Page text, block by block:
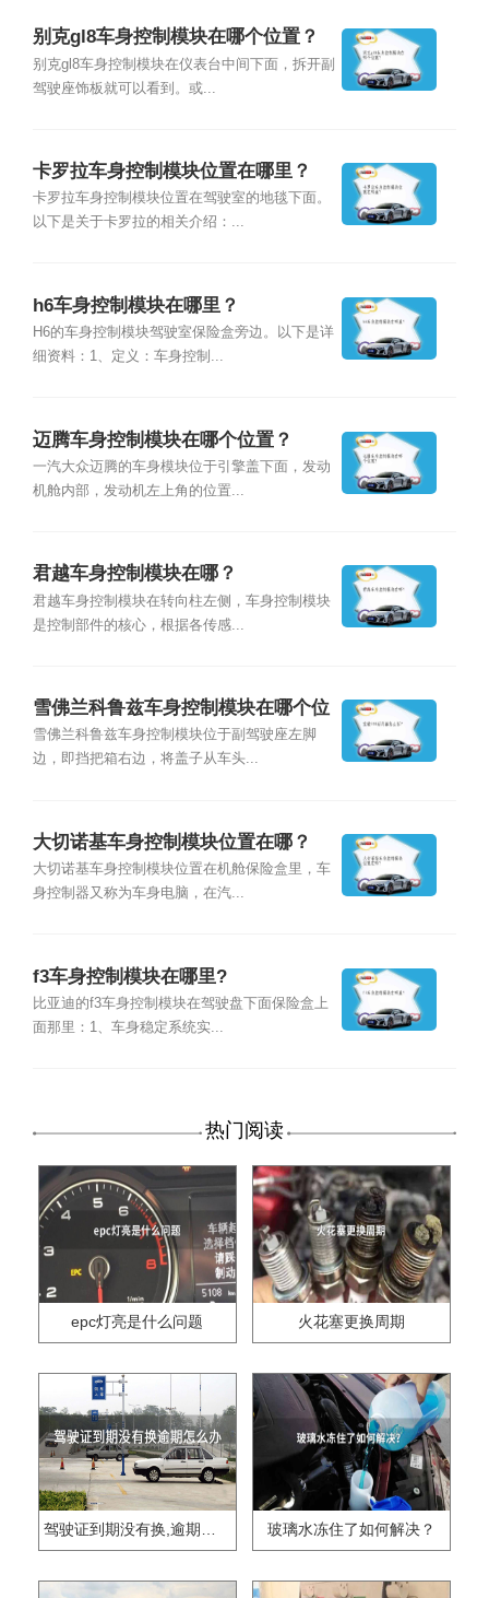
别克gl8车身控制模块在哪个位置？
别克gl8车身控制模块在仪表台中间下面，拆开副
驾驶座饰板就可以看到。或...
卡罗拉车身控制模块位置在哪里？
卡罗拉车身控制模块位置在驾驶室的地毯下面。
以下是关于卡罗拉的相关介绍：...
h6车身控制模块在哪里？
H6的车身控制模块驾驶室保险盒旁边。以下是详
细资料：1、定义：车身控制...
迈腾车身控制模块在哪个位置？
一汽大众迈腾的车身模块位于引擎盖下面，发动
机舱内部，发动机左上角的位置...
君越车身控制模块在哪？
君越车身控制模块在转向柱左侧，车身控制模块
是控制部件的核心，根据各传感...
雪佛兰科鲁兹车身控制模块在哪个位
置？
雪佛兰科鲁兹车身控制模块位于副驾驶座左脚
边，即挡把箱右边，将盖子从车头...
大切诺基车身控制模块位置在哪？
大切诺基车身控制模块位置在机舱保险盒里，车
身控制器又称为车身电脑，在汽...
f3车身控制模块在哪里?
比亚迪的f3车身控制模块在驾驶盘下面保险盒上
面那里：1、车身稳定系统实...
热门阅读
epc灯亮是什么问题 火花塞更换周期
驾驶证到期没有换,逾期怎么办?? 玻璃水冻住了如何解决？